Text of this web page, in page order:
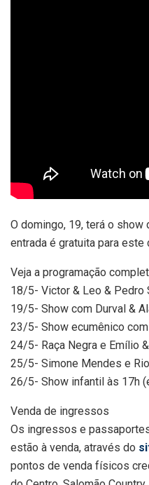
O domingo, 19, terá o show
entrada é gratuita para este
Veja a programação
18/5- Victor & Leo & Pedro
19/5- Show com Durval &
23/5- Show ecumênico
24/5- Raça Negra e Emílio
25/5- Simone Mendes e
26/5- Show infantil às 17h
Venda de ingressos
Os ingressos e
estão à venda, através do
pontos de venda físicos